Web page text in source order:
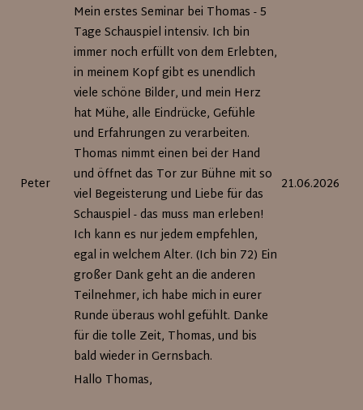
Peter
Mein erstes Seminar bei Thomas - 5
Tage Schauspiel intensiv. Ich bin
immer noch erfüllt von dem Erlebten,
in meinem Kopf gibt es unendlich
viele schöne Bilder, und mein Herz
hat Mühe, alle Eindrücke, Gefühle
und Erfahrungen zu verarbeiten.
Thomas nimmt einen bei der Hand
und öffnet das Tor zur Bühne mit so
viel Begeisterung und Liebe für das
Schauspiel - das muss man erleben!
Ich kann es nur jedem empfehlen,
egal in welchem Alter. (Ich bin 72) Ein
großer Dank geht an die anderen
Teilnehmer, ich habe mich in eurer
Runde überaus wohl gefühlt. Danke
für die tolle Zeit, Thomas, und bis
bald wieder in Gernsbach.
21.06.2026
Hallo Thomas,